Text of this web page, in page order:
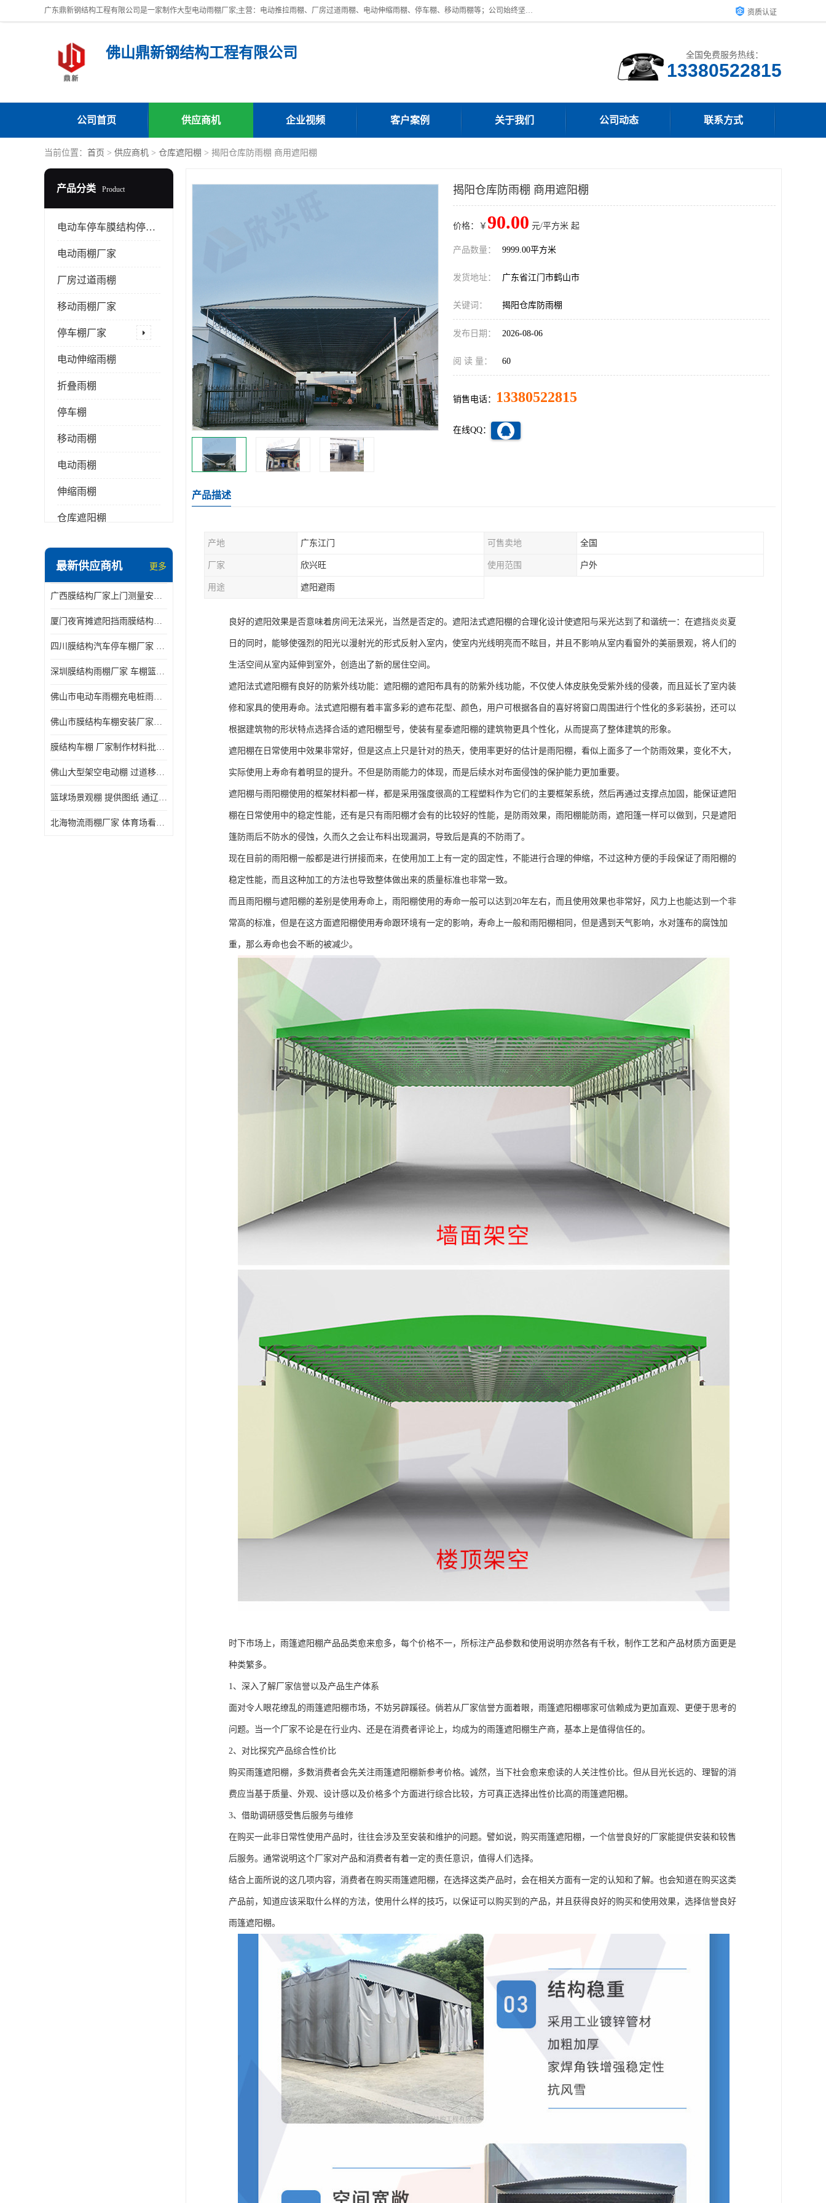
广东鼎新钢结构工程有限公司是一家制作大型电动雨棚厂家;主营：电动推拉雨棚、厂房过道雨棚、电动伸缩雨棚、停车棚、移动雨棚等；公司始终坚持结构创新,品质优越,美观形象,且售后服务好。公司充分吸纳当今休闲用品的前端技术和风格,为您带来质价相宜,时尚典雅的各种户外用品, 资质认证
佛山鼎新钢结构工程有限公司 全国免费服务热线：
13380522815
公司首页 供应商机 企业视频 客户案例 关于我们 公司动态 联系方式
当前位置： 首页 > 供应商机 > 仓库遮阳棚 > 揭阳仓库防雨棚 商用遮阳棚
产品分类 Product
电动车停车膜结构停车棚
电动雨棚厂家
厂房过道雨棚
移动雨棚厂家
停车棚厂家
电动伸缩雨棚
折叠雨棚
停车棚
移动雨棚
电动雨棚
伸缩雨棚
仓库遮阳棚
电动推拉雨棚
膜结构停景观棚
最新供应商机 更多
广西膜结构厂家上门测量安装发货，厂家发货没有差价
厦门夜宵摊遮阳挡雨膜结构雨棚设计 上门测量 款式多
四川膜结构汽车停车棚厂家 款式多 提供报价
深圳膜结构雨棚厂家 车棚篮球场体育看台 规格多样
佛山市电动车雨棚充电桩雨棚小区电动车棚
佛山市膜结构车棚安装厂家发货安装
膜结构车棚 厂家制作材料批发安装一体式工厂
佛山大型架空电动棚 过道移动雨蓬 屋轨道悬空棚免费测量
篮球场景观棚 提供图纸 通辽膜结构厂家
北海物流雨棚厂家 体育场看台雨棚 价格优惠
揭阳仓库防雨棚 商用遮阳棚
价格：￥ 90.00 元/平方米 起
产品数量： 9999.00平方米
发货地址： 广东省江门市鹤山市
关键词： 揭阳仓库防雨棚
发布日期： 2026-08-06
阅 读 量： 60
销售电话： 13380522815
在线QQ：
产品描述
产地 广东江门 可售卖地 全国
厂家 欣兴旺 使用范围 户外
用途 遮阳避雨
良好的遮阳效果是否意味着房间无法采光，当然是否定的。遮阳法式遮阳棚的合理化设计使遮阳与采光达到了和谐统一：在遮挡炎炎夏
日的同时，能够使强烈的阳光以漫射光的形式反射入室内，使室内光线明亮而不眩目，并且不影响从室内看窗外的美丽景观，将人们的
生活空间从室内延伸到室外，创造出了新的居住空间。
遮阳法式遮阳棚有良好的防紫外线功能：遮阳棚的遮阳布具有的防紫外线功能，不仅使人体皮肤免受紫外线的侵袭，而且延长了室内装
修和家具的使用寿命。法式遮阳棚有着丰富多彩的遮布花型、颜色，用户可根据各自的喜好将窗口周围进行个性化的多彩装扮，还可以
根据建筑物的形状特点选择合适的遮阳棚型号，使装有星泰遮阳棚的建筑物更具个性化，从而提高了整体建筑的形象。
遮阳棚在日常使用中效果非常好，但是这点上只是针对的热天，使用率更好的估计是雨阳棚，看似上面多了一个防雨效果，变化不大，
实际使用上寿命有着明显的提升。不但是防雨能力的体现，而是后续水对布面侵蚀的保护能力更加重要。
遮阳棚与雨阳棚使用的框架材料都一样，都是采用强度很高的工程塑料作为它们的主要框架系统，然后再通过支撑点加固，能保证遮阳
棚在日常使用中的稳定性能，还有是只有雨阳棚才会有的比较好的性能，是防雨效果，雨阳棚能防雨，遮阳篷一样可以做到，只是遮阳
篷防雨后不防水的侵蚀，久而久之会让布料出现漏洞，导致后是真的不防雨了。
现在目前的雨阳棚一般都是进行拼接而来，在使用加工上有一定的固定性，不能进行合理的伸缩，不过这种方便的手段保证了雨阳棚的
稳定性能，而且这种加工的方法也导致整体做出来的质量标准也非常一致。
而且雨阳棚与遮阳棚的差别是使用寿命上，雨阳棚使用的寿命一般可以达到20年左右，而且使用效果也非常好，风力上也能达到一个非
常高的标准，但是在这方面遮阳棚使用寿命跟环境有一定的影响，寿命上一般和雨阳棚相同，但是遇到天气影响，水对篷布的腐蚀加
重，那么寿命也会不断的被减少。
时下市场上，雨篷遮阳棚产品品类愈来愈多，每个价格不一，所标注产品参数和使用说明亦然各有千秋，制作工艺和产品材质方面更是
种类繁多。
1、深入了解厂家信誉以及产品生产体系
面对令人眼花缭乱的雨篷遮阳棚市场，不妨另辟蹊径。倘若从厂家信誉方面着眼，雨篷遮阳棚哪家可信赖成为更加直观、更便于思考的
问题。当一个厂家不论是在行业内、还是在消费者评论上，均成为的雨篷遮阳棚生产商，基本上是值得信任的。
2、对比探究产品综合性价比
购买雨篷遮阳棚，多数消费者会先关注雨篷遮阳棚新参考价格。诚然，当下社会愈来愈读的人关注性价比。但从目光长远的、理智的消
费应当基于质量、外观、设计感以及价格多个方面进行综合比较，方可真正选择出性价比高的雨篷遮阳棚。
3、借助调研感受售后服务与维修
在购买一此非日常性使用产品时，往往会涉及至安装和维护的问题。譬如说，购买雨篷遮阳棚，一个信誉良好的厂家能提供安装和较售
后服务。通常说明这个厂家对产品和消费者有着一定的责任意识，值得人们选择。
结合上面所说的这几项内容，消费者在购买雨篷遮阳棚，在选择这类产品时，会在相关方面有一定的认知和了解。也会知道在购买这类
产品前，知道应该采取什么样的方法，使用什么样的技巧，以保证可以购买到的产品，并且获得良好的购买和使用效果，选择信誉良好
雨篷遮阳棚。